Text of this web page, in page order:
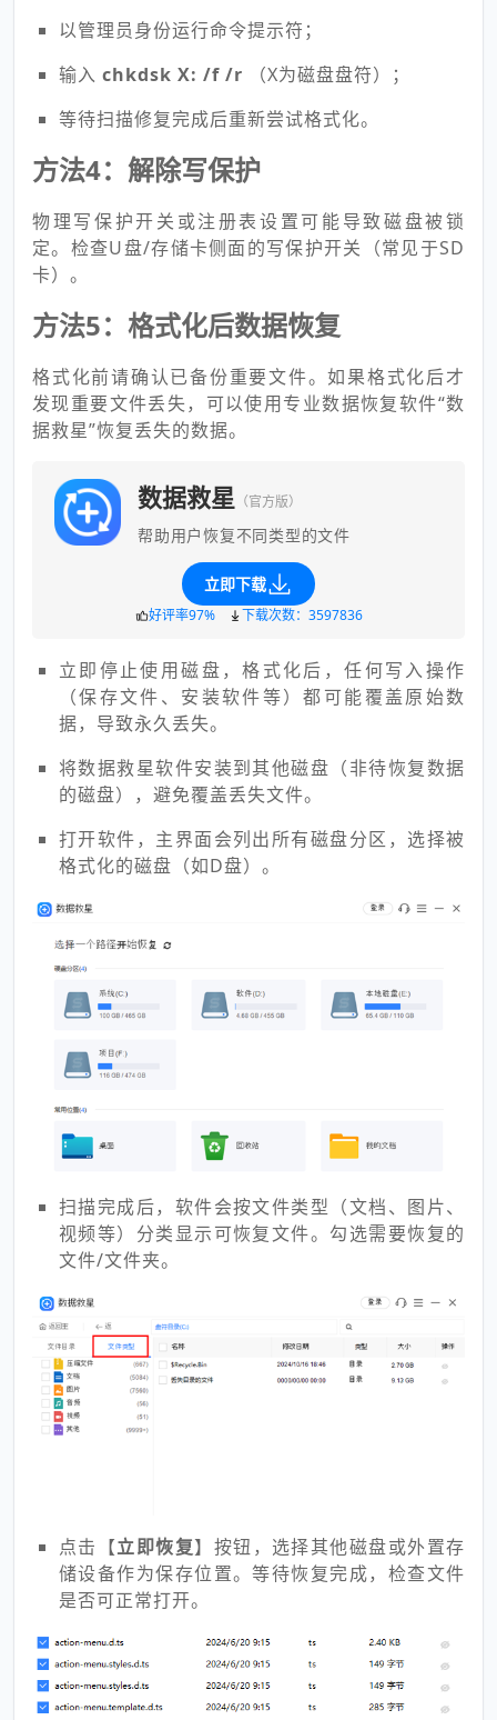
以管理员身份运行命令提示符；
输入 chkdsk X: /f /r （X为磁盘盘符）；
等待扫描修复完成后重新尝试格式化。
方法4：解除写保护
物理写保护开关或注册表设置可能导致磁盘被锁
定。检查U盘/存储卡侧面的写保护开关（常见于SD
卡）。
方法5：格式化后数据恢复
格式化前请确认已备份重要文件。如果格式化后才
发现重要文件丢失，可以使用专业数据恢复软件“数
据救星”恢复丢失的数据。
数据救星 （官方版）
帮助用户恢复不同类型的文件
立即下载
好评率97% 下载次数：3597836
立即停止使用磁盘，格式化后，任何写入操作
（保存文件、安装软件等）都可能覆盖原始数
据，导致永久丢失。
将数据救星软件安装到其他磁盘（非待恢复数据
的磁盘），避免覆盖丢失文件。
打开软件，主界面会列出所有磁盘分区，选择被
格式化的磁盘（如D盘）。
扫描完成后，软件会按文件类型（文档、图片、
视频等）分类显示可恢复文件。勾选需要恢复的
文件/文件夹。
点击【立即恢复】按钮，选择其他磁盘或外置存
储设备作为保存位置。等待恢复完成，检查文件
是否可正常打开。